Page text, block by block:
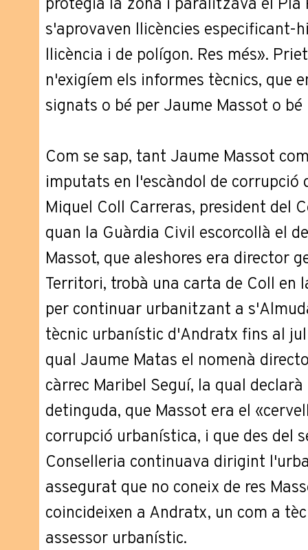
protegia la zona i paralitzava el Pla
s'aprovaven llicències especificant-
llicència i de polígon. Res més».
n'exigíem els informes tècnics, que
signats o bé per Jaume Massot o bé
Com se sap, tant Jaume Massot
imputats en l'escàndol de corrupció
Miquel Coll Carreras, president del
quan la Guàrdia Civil escorcollà el
Massot, que aleshores era director
Territori, trobà una carta de Coll en
per continuar urbanitzant a
tècnic urbanístic d'Andratx fins al
qual Jaume Matas el nomenà
càrrec Maribel Seguí, la qual
detinguda, que Massot era el
corrupció urbanística, i que des del
Conselleria continuava dirigint
assegurat que no coneix de res
coincideixen a Andratx, un com a
assessor urbanístic.